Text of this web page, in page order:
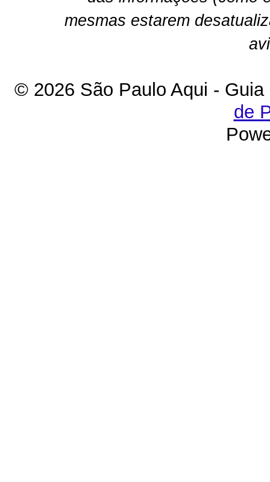
mesmas estarem
© 2026 São Paulo Aqui -
de